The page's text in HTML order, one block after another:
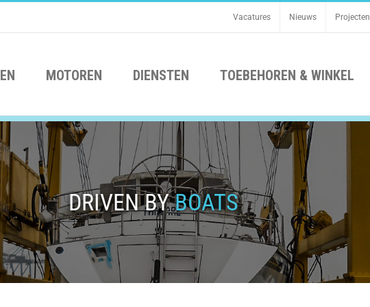
Vacatures Nieuws Projecten
MOTOREN DIENSTEN TOEBEHOREN & WINKEL
DRIVEN BYBOATS